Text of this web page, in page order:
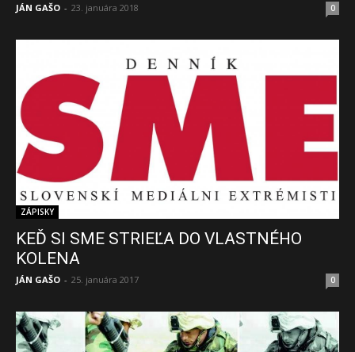
JÁN GAŠO - 23. januára 2018 0
ZÁPISKY
KEĎ SI SME STRIEĽA DO VLASTNÉHO
KOLENA
JÁN GAŠO - 25. januára 2017 0